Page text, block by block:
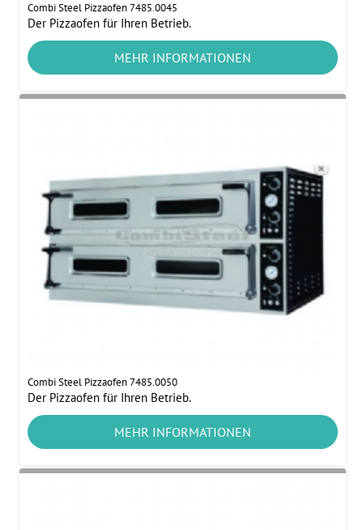
Combi Steel Pizzaofen 7485.0045
Der Pizzaofen für Ihren Betrieb.
MEHR INFORMATIONEN
Combi Steel Pizzaofen 7485.0050
Der Pizzaofen für Ihren Betrieb.
MEHR INFORMATIONEN